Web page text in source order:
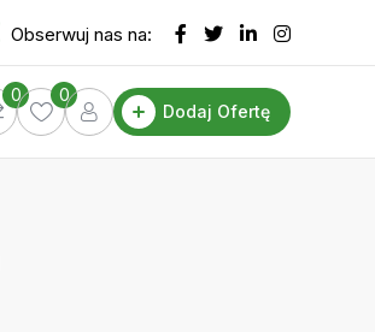
Obserwuj nas na:
0
0
Dodaj Ofertę